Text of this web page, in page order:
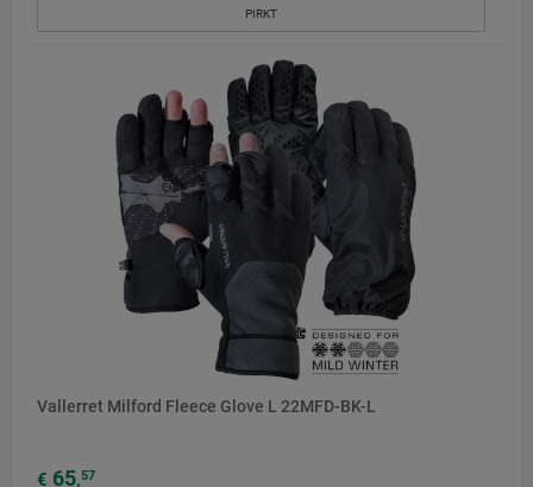
PIRKT
Vallerret Milford Fleece Glove L 22MFD-BK-L
€ 65,57